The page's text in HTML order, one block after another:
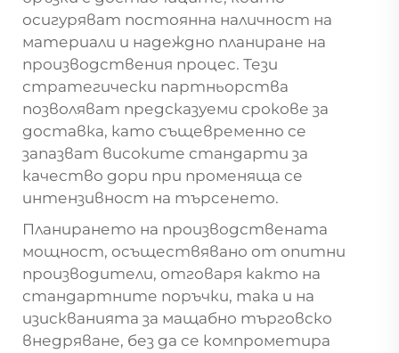
осигуряват постоянна наличност на
материали и надеждно планиране на
производствения процес. Тези
стратегически партньорства
позволяват предсказуеми срокове за
доставка, като същевременно се
запазват високите стандарти за
качество дори при променяща се
интензивност на търсенето.
Планирането на производствената
мощност, осъществявано от опитни
производители, отговаря както на
стандартните поръчки, така и на
изискванията за мащабно търговско
внедряване, без да се компрометира